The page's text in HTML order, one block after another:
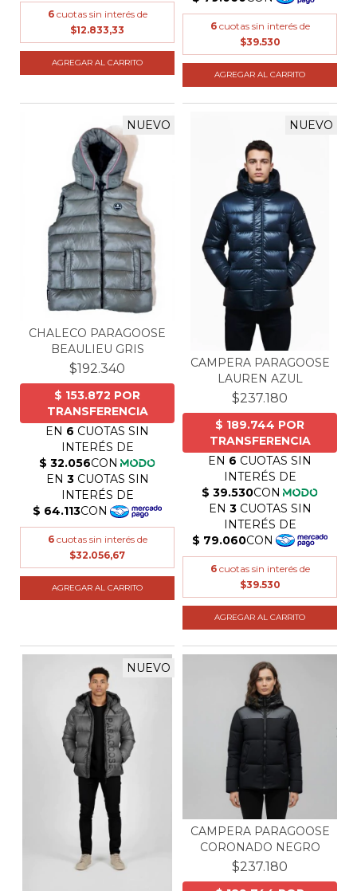
6 cuotas sin interés de
$12.833,33
AGREGAR AL CARRITO
6 cuotas sin interés de
$39.530
AGREGAR AL CARRITO
NUEVO
CHALECO PARAGOOSE
BEAULIEU GRIS
$192.340
6 cuotas sin interés de
$32.056,67
AGREGAR AL CARRITO
NUEVO
CAMPERA PARAGOOSE
LAUREN AZUL
$237.180
6 cuotas sin interés de
$39.530
AGREGAR AL CARRITO
NUEVO
CAMPERA PARAGOOSE
CORONADO NEGRO
$237.180